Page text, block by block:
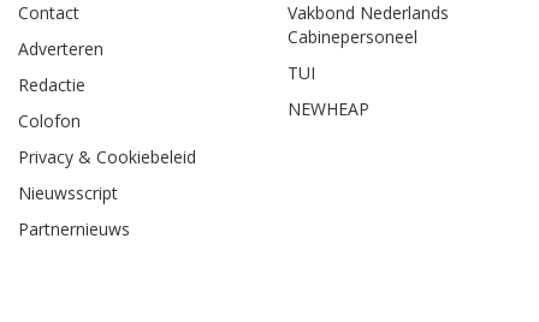
Contact
Adverteren
Redactie
Colofon
Privacy & Cookiebeleid
Nieuwsscript
Partnernieuws
Vakbond Nederlands
Cabinepersoneel
TUI
NEWHEAP